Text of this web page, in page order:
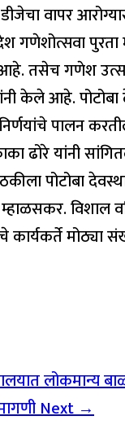
वापर
पुरता
तसेच गणेश
केले आहे.
पालन
यांनी
पोटोबा
विशाल
मोठ्या
लोकमान्य
Next →